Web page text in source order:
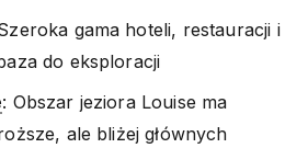
gama hoteli, restauracji i
do eksploracji
: Obszar jeziora Louise ma
ale bliżej głównych